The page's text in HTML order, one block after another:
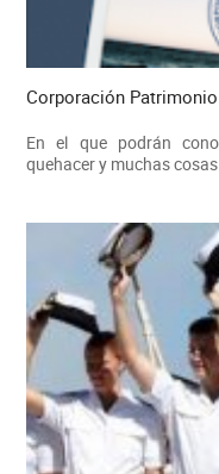
Corporación
En el que podrán
quehacer y muchas